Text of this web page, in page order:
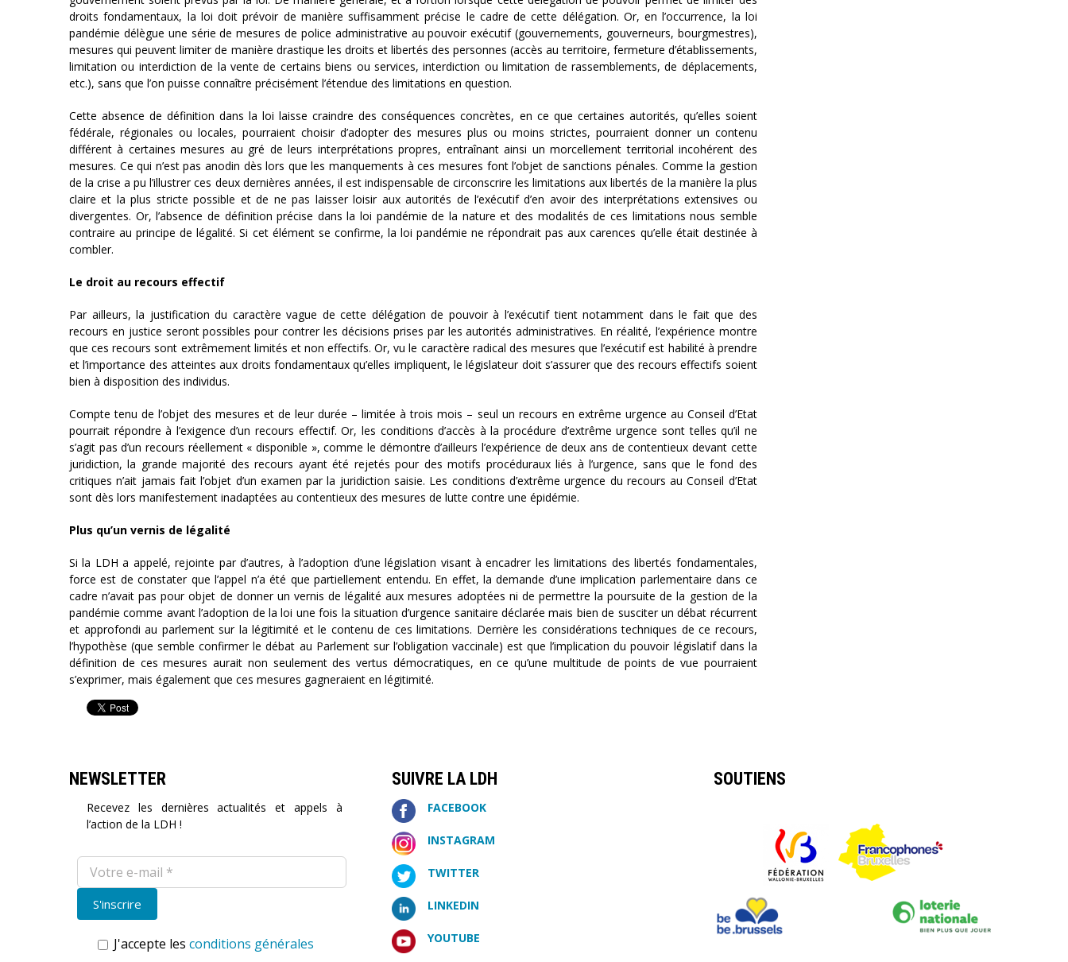
droits fondamentaux, la loi doit prévoir de manière suffisamment précise le cadre de cette délégation. Or, en l’occurrence, la loi
pandémie délègue une série de mesures de police administrative au pouvoir exécutif (gouvernements, gouverneurs, bourgmestres),
mesures qui peuvent limiter de manière drastique les droits et libertés des personnes (accès au territoire, fermeture d’établissements,
limitation ou interdiction de la vente de certains biens ou services, interdiction ou limitation de rassemblements, de déplacements,
etc.), sans que l’on puisse connaître précisément l’étendue des limitations en question.
Cette absence de définition dans la loi laisse craindre des conséquences concrètes, en ce que certaines autorités, qu’elles soient
fédérale, régionales ou locales, pourraient choisir d’adopter des mesures plus ou moins strictes, pourraient donner un contenu
différent à certaines mesures au gré de leurs interprétations propres, entraînant ainsi un morcellement territorial incohérent des
mesures. Ce qui n’est pas anodin dès lors que les manquements à ces mesures font l’objet de sanctions pénales. Comme la gestion
de la crise a pu l’illustrer ces deux dernières années, il est indispensable de circonscrire les limitations aux libertés de la manière la plus
claire et la plus stricte possible et de ne pas laisser loisir aux autorités de l’exécutif d’en avoir des interprétations extensives ou
divergentes. Or, l’absence de définition précise dans la loi pandémie de la nature et des modalités de ces limitations nous semble
contraire au principe de légalité. Si cet élément se confirme, la loi pandémie ne répondrait pas aux carences qu’elle était destinée à
combler.
Le droit au recours effectif
Par ailleurs, la justification du caractère vague de cette délégation de pouvoir à l’exécutif tient notamment dans le fait que des
recours en justice seront possibles pour contrer les décisions prises par les autorités administratives. En réalité, l’expérience montre
que ces recours sont extrêmement limités et non effectifs. Or, vu le caractère radical des mesures que l’exécutif est habilité à prendre
et l’importance des atteintes aux droits fondamentaux qu’elles impliquent, le législateur doit s’assurer que des recours effectifs soient
bien à disposition des individus.
Compte tenu de l’objet des mesures et de leur durée – limitée à trois mois – seul un recours en extrême urgence au Conseil d’Etat
pourrait répondre à l’exigence d’un recours effectif. Or, les conditions d’accès à la procédure d’extrême urgence sont telles qu’il ne
s’agit pas d’un recours réellement « disponible », comme le démontre d’ailleurs l’expérience de deux ans de contentieux devant cette
juridiction, la grande majorité des recours ayant été rejetés pour des motifs procéduraux liés à l’urgence, sans que le fond des
critiques n’ait jamais fait l’objet d’un examen par la juridiction saisie. Les conditions d’extrême urgence du recours au Conseil d’Etat
sont dès lors manifestement inadaptées au contentieux des mesures de lutte contre une épidémie.
Plus qu’un vernis de légalité
Si la LDH a appelé, rejointe par d’autres, à l’adoption d’une législation visant à encadrer les limitations des libertés fondamentales,
force est de constater que l’appel n’a été que partiellement entendu. En effet, la demande d’une implication parlementaire dans ce
cadre n’avait pas pour objet de donner un vernis de légalité aux mesures adoptées ni de permettre la poursuite de la gestion de la
pandémie comme avant l’adoption de la loi une fois la situation d’urgence sanitaire déclarée mais bien de susciter un débat récurrent
et approfondi au parlement sur la légitimité et le contenu de ces limitations. Derrière les considérations techniques de ce recours,
l’hypothèse (que semble confirmer le débat au Parlement sur l’obligation vaccinale) est que l’implication du pouvoir législatif dans la
définition de ces mesures aurait non seulement des vertus démocratiques, en ce qu’une multitude de points de vue pourraient
s’exprimer, mais également que ces mesures gagneraient en légitimité.
NEWSLETTER
Recevez les dernières actualités et appels à
l’action de la LDH !
J'accepte les conditions générales
SUIVRE LA LDH
FACEBOOK
INSTAGRAM
TWITTER
LINKEDIN
YOUTUBE
SOUTIENS